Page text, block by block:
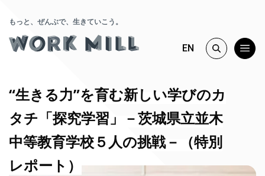
もっと、ぜんぶで、生きていこう。
EN
“生きる力”を育む新しい学びのカ
タチ「探究学習」－茨城県立並木
中等教育学校５人の挑戦－（特別
レポート）